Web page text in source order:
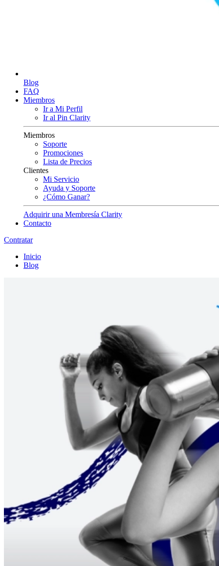
Blog
FAQ
Miembros
Ir a Mi Perfil
Ir al Pin Clarity
Miembros
Soporte
Promociones
Lista de Precios
Clientes
Mi Servicio
Ayuda y Soporte
¿Cómo Ganar?
Adquirir una Membresía Clarity
Contacto
Contratar
Inicio
Blog